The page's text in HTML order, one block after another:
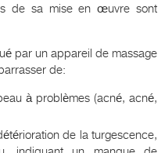
de sa mise en œuvre sont
par un appareil de massage
de:
à problèmes (acné, acné,
de la turgescence,